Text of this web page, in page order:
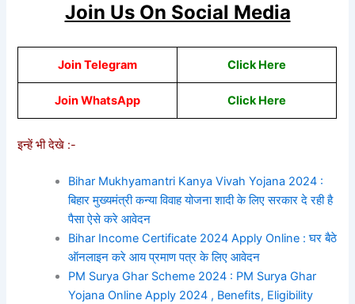
Join Us On Social Media
Join Telegram Click Here
Join WhatsApp Click Here
इन्हें भी देखे :-
Bihar Mukhyamantri Kanya Vivah Yojana 2024 :
बिहार मुख्यमंत्री कन्या विवाह योजना शादी के लिए सरकार दे रही है
पैसा ऐसे करे आवेदन
Bihar Income Certificate 2024 Apply Online : घर बैठे
ऑनलाइन करे आय प्रमाण पत्र के लिए आवेदन
PM Surya Ghar Scheme 2024 : PM Surya Ghar
Yojana Online Apply 2024 , Benefits, Eligibility